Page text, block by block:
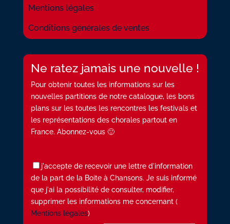
Mentions légales
Conditions générales de ventes
Ne ratez jamais une nouvelle !
Pour obtenir toutes les informations sur les
nouvelles partitions de notre catalogue, les bons
plans sur les toutes les rencontres les festivals et
les représentations des chorales partout en
France. Abonnez-vous 🙂
j'accepte de recevoir une lettre d'information
de la part de la Boite à Chansons. Je suis informé
que j'ai la possibilité de consulter, modifier,
supprimer les informations me concernant (
Mentions légales)